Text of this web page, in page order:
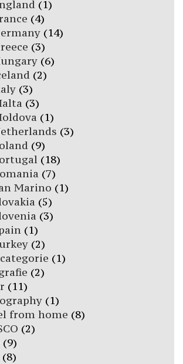
(1)
(4)
(14)
(3)
(6)
(2)
(3)
(3)
(1)
(3)
(9)
(18)
(7)
Marino (1)
(5)
(3)
(1)
(2)
(1)
(2)
(11)
(1)
from home (8)
(2)
(9)
(8)